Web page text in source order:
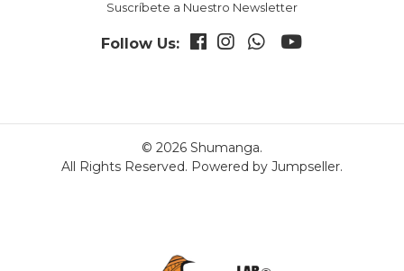
Suscríbete a Nuestro Newsletter
Follow Us:
© 2026 Shumanga.
All Rights Reserved. Powered by Jumpseller.